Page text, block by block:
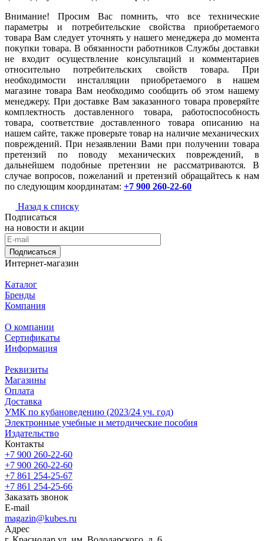
Внимание! Просим Вас помнить, что все технические
параметры и потребительские свойства приобретаемого
товара Вам следует уточнять у нашего менеджера до момента
покупки товара. В обязанности работников Службы доставки
не входит осуществление консультаций и комментариев
относительно потребительских свойств товара. При
необходимости инсталляции приобретаемого в нашем
магазине товара Вам необходимо сообщить об этом нашему
менеджеру. При доставке Вам заказанного товара проверяйте
комплектность доставленного товара, работоспособность
товара, соответствие доставленного товара описанию на
нашем сайте, также проверьте товар на наличие механических
повреждений. При незаявлении Вами при получении товара
претензий по поводу механических повреждений, в
дальнейшем подобные претензии не рассматриваются. В
случае вопросов, пожеланий и претензий обращайтесь к нам
по следующим координатам: +7 900 260-22-60
Назад к списку
Подписаться
на новости и акции
Подписаться
Интернет-магазин
Каталог
Бренды
Компания
О компании
Сертификаты
Информация
Реквизиты
Магазины
Oплата
Доставка
УМК по кубановедению (2023/24 уч. год)
Электронные учебные и методические пособия
Издательство
Контакты
+7 900 260-22-60
+7 900 260-22-60
+7 861 254-25-67
+7 861 254-25-66
Заказать звонок
E-mail
magazin@kubes.ru
Адрес